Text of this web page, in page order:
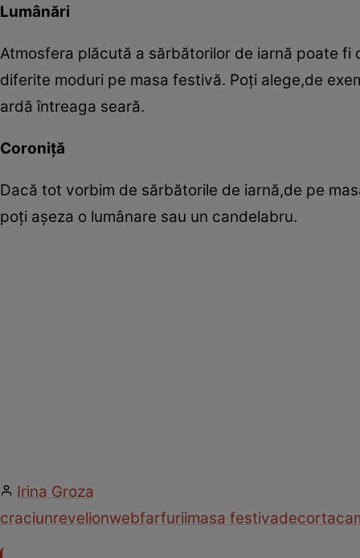
Lumânări
Atmosfera plăcută a sărbătorilor de iarnă poate fi
diferite moduri pe masa festivă. Poţi alege,de
ardă întreaga seară.
Coroniţă
Dacă tot vorbim de sărbătorile de iarnă,de pe
poţi aşeza o lumânare sau un candelabru.
Irina Groza
craciunrevelionwebfarfuriimasa festivadecor